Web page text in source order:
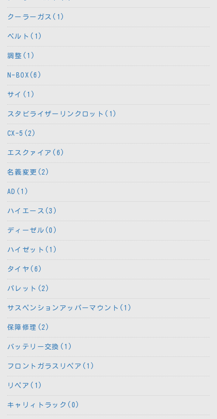
クーラーガス(1)
ベルト(1)
調整(1)
N-BOX(6)
サイ(1)
スタビライザーリンクロット(1)
CX-5(2)
エスクァイア(6)
名義変更(2)
AD(1)
ハイエース(3)
ディーゼル(0)
ハイゼット(1)
タイヤ(6)
パレット(2)
サスペンションアッパーマウント(1)
保障修理(2)
バッテリー交換(1)
フロントガラスリペア(1)
リペア(1)
キャリィトラック(0)